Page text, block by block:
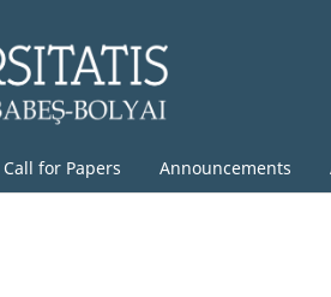
Call for Papers Announcements